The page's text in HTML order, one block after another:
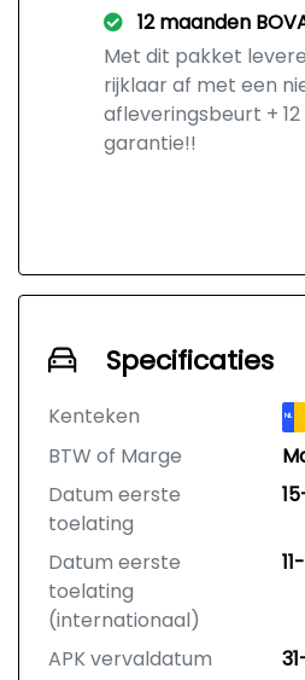
12 maanden
Met dit pakket
rijklaar af met een
afleveringsbeurt +
garantie!!
Specificaties
Kenteken NL
BTW of Marge
Datum eerste
toelating
Datum eerste
toelating
(internationaal)
APK vervaldatum